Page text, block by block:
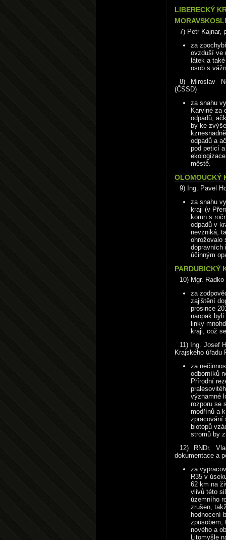
LIBERECKÝ
7) Petr Kajnar,
za
ovzduší ve
látek a
osob s
8) Miroslav
(ČSSD)
za snahu
Karviné za
odpadů,
by ke
odpadů a
pod peticí
městě.
OLOMOUCKÝ
9) Ing. Pavel
za snahu
kraji (v
korun s
odpadů v
nevzniká,
ohrožovalo
dopravních
účinným
PARDUBICKÝ
10) Mgr.
za
zajištění
prosince
naopak byli
linky
kraji, což
11) Ing. Josef
Krajského úřadu
za
odborníků
Přírodní
významné
rozporu se
modřínů a
zpracování
biotopů
stromů by
12) RNDr.
dokumentace a
za
R35 v
62 km na
vlivů této
územního
zrušen,
hodnocení
způsobem,
nového a
Litomyšle